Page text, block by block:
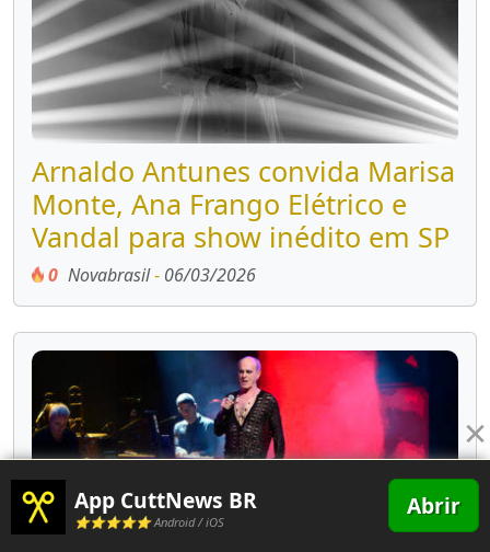
Arnaldo Antunes convida Marisa
Monte, Ana Frango Elétrico e
Vandal para show inédito em SP
0 Novabrasil- 06/03/2026
×
App CuttNews BR
⭐⭐⭐⭐⭐ Android / iOS
Abrir